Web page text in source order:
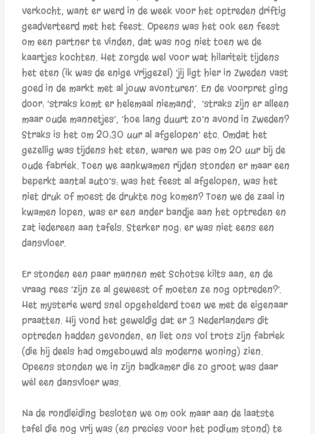
verkocht, want er werd in de week voor het optreden driftig
geadverteerd met het feest. Opeens was het ook een feest
om een partner te vinden, dat was nog niet toen we de
kaartjes kochten. Het zorgde wel voor wat hilariteit tijdens
het eten (ik was de enige vrijgezel) ‘jij ligt hier in Zweden vast
goed in de markt met al jouw avonturen’. En de voorpret ging
door: ‘straks komt er helemaal niemand’, ‘straks zijn er alleen
maar oude mannetjes’, ‘hoe lang duurt zo’n avond in Zweden?
Straks is het om 20:30 uur al afgelopen’ etc. Omdat het
gezellig was tijdens het eten, waren we pas om 20 uur bij de
oude fabriek. Toen we aankwamen rijden stonden er maar een
beperkt aantal auto’s: was het feest al afgelopen, was het
niet druk of moest de drukte nog komen? Toen we de zaal in
kwamen lopen, was er een ander bandje aan het optreden en
zat iedereen aan tafels. Sterker nog: er was niet eens een
dansvloer.
Er stonden een paar mannen met Schotse kilts aan, en de
vraag rees ‘zijn ze al geweest of moeten ze nog optreden?’.
Het mysterie werd snel opgehelderd toen we met de eigenaar
praatten. Hij vond het geweldig dat er 3 Nederlanders dit
optreden hadden gevonden, en liet ons vol trots zijn fabriek
(die hij deels had omgebouwd als moderne woning) zien.
Opeens stonden we in zijn badkamer die zo groot was daar
wél een dansvloer was.
Na de rondleiding besloten we om ook maar aan de laatste
tafel die nog vrij was (en precies voor het podium stond) te